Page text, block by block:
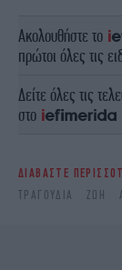
Ακολουθήστε το
πρώτοι όλες τις
Δείτε όλες τις
στο
ΔΙΑΒΑΣΤΕ
ΤΡΑΓΟΎΔΙΑ
ΖΩΉ